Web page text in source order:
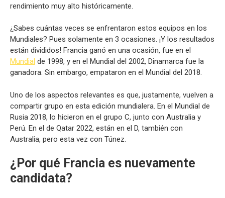
rendimiento muy alto históricamente.
¿Sabes cuántas veces se enfrentaron estos equipos en los
Mundiales? Pues solamente en 3 ocasiones. ¡Y los resultados
están divididos! Francia ganó en una ocasión, fue en el
Mundial de 1998, y en el Mundial del 2002, Dinamarca fue la
ganadora. Sin embargo, empataron en el Mundial del 2018.
Uno de los aspectos relevantes es que, justamente, vuelven a
compartir grupo en esta edición mundialera. En el Mundial de
Rusia 2018, lo hicieron en el grupo C, junto con Australia y
Perú. En el de Qatar 2022, están en el D, también con
Australia, pero esta vez con Túnez.
¿Por qué Francia es nuevamente
candidata?